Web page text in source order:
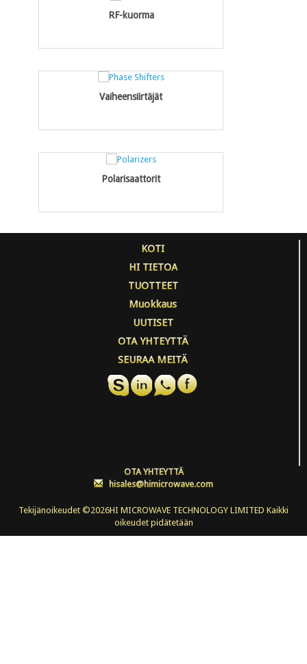
RF-kuorma
Vaiheensiirtäjät
Polarisaattorit
KOTI
HI TIETOA
TUOTTEET
Muokkaus
UUTISET
OTA YHTEYTTÄ
SEURAA MEITÄ
OTA YHTEYTTÄ
hisales@himicrowave.com
Tekijänoikeudet ©2026HI MICROWAVE TECHNOLOGY LIMITED Kaikki
oikeudet pidätetään